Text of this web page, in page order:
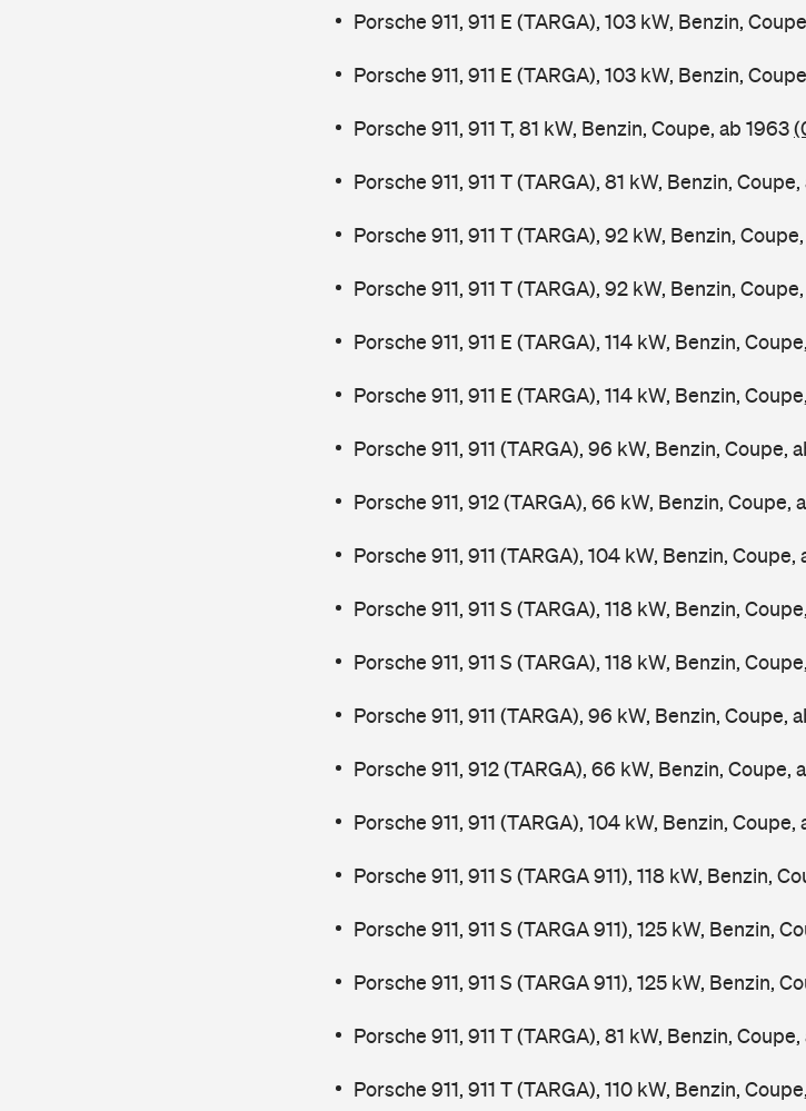
Porsche 911, 911 E (TARGA), 103 kW, Benzin,
Porsche 911, 911 E (TARGA), 103 kW, Benzin,
Porsche 911, 911 T, 81 kW, Benzin, Coupe, ab 1963
Porsche 911, 911 T (TARGA), 81 kW, Benzin,
Porsche 911, 911 T (TARGA), 92 kW, Benzin,
Porsche 911, 911 T (TARGA), 92 kW, Benzin,
Porsche 911, 911 E (TARGA), 114 kW, Benzin,
Porsche 911, 911 E (TARGA), 114 kW, Benzin,
Porsche 911, 911 (TARGA), 96 kW, Benzin, Coupe,
Porsche 911, 912 (TARGA), 66 kW, Benzin, Coupe,
Porsche 911, 911 (TARGA), 104 kW, Benzin, Coupe,
Porsche 911, 911 S (TARGA), 118 kW, Benzin,
Porsche 911, 911 S (TARGA), 118 kW, Benzin,
Porsche 911, 911 (TARGA), 96 kW, Benzin, Coupe,
Porsche 911, 912 (TARGA), 66 kW, Benzin, Coupe,
Porsche 911, 911 (TARGA), 104 kW, Benzin, Coupe,
Porsche 911, 911 S (TARGA 911), 118 kW, Benzin,
Porsche 911, 911 S (TARGA 911), 125 kW, Benzin,
Porsche 911, 911 S (TARGA 911), 125 kW, Benzin,
Porsche 911, 911 T (TARGA), 81 kW, Benzin,
Porsche 911, 911 T (TARGA), 110 kW, Benzin,